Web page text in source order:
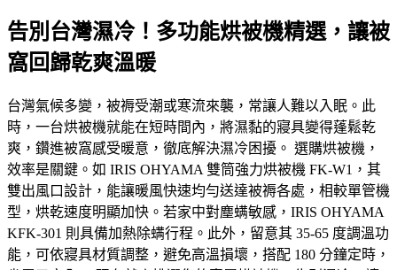
告別台灣濕冷！多功能烘被機精選，讓被
窩回歸乾爽溫暖
台灣氣候多變，被褥受潮或寒流來襲，常讓人難以入眠。此
時，一台烘被機就能在短時間內，將濕黏的寢具變得蓬鬆乾
爽，鑽進被窩感受暖意，徹底解決濕冷困擾。 選購烘被機，
效率是關鍵。如 IRIS OHYAMA 雙筒強力烘被機 FK-W1，其
雙出風口設計，能讓暖風快速均勻送達被褥各處，相較單管機
型，烘乾速度明顯加快。若家中對塵螨敏感，IRIS OHYAMA
KFK-301 則具備加熱除螨行程。此外，留意其 35-65 度調溫功
能，可依寢具材質調整，避免高溫損壞，搭配 180 分鐘定時，